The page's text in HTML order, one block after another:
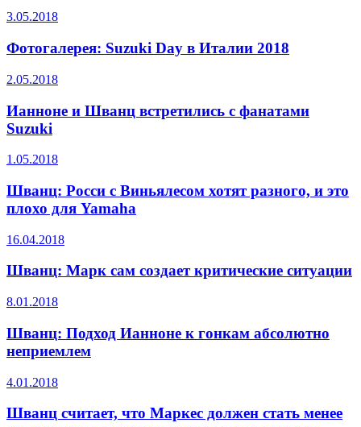
3.05.2018
Фотогалерея: Suzuki Day в Италии 2018
2.05.2018
Ианноне и Шванц встретились с фанатами
Suzuki
1.05.2018
Шванц: Росси с Виньялесом хотят разного, и это
плохо для Yamaha
16.04.2018
Шванц: Марк сам создает критические ситуации
8.01.2018
Шванц: Подход Ианноне к гонкам абсолютно
неприемлем
4.01.2018
Шванц считает, что Маркес должен стать менее